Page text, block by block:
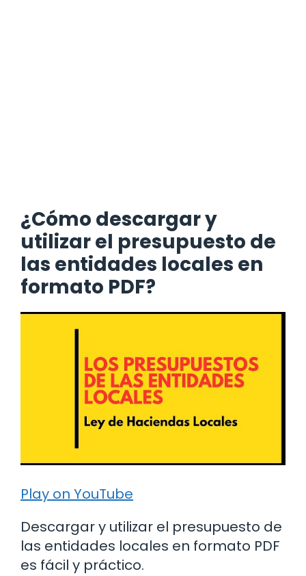
¿Cómo descargar y
utilizar el presupuesto de
las entidades locales en
formato PDF?
Play on YouTube
Descargar y utilizar el presupuesto de
las entidades locales en formato PDF
es fácil y práctico.